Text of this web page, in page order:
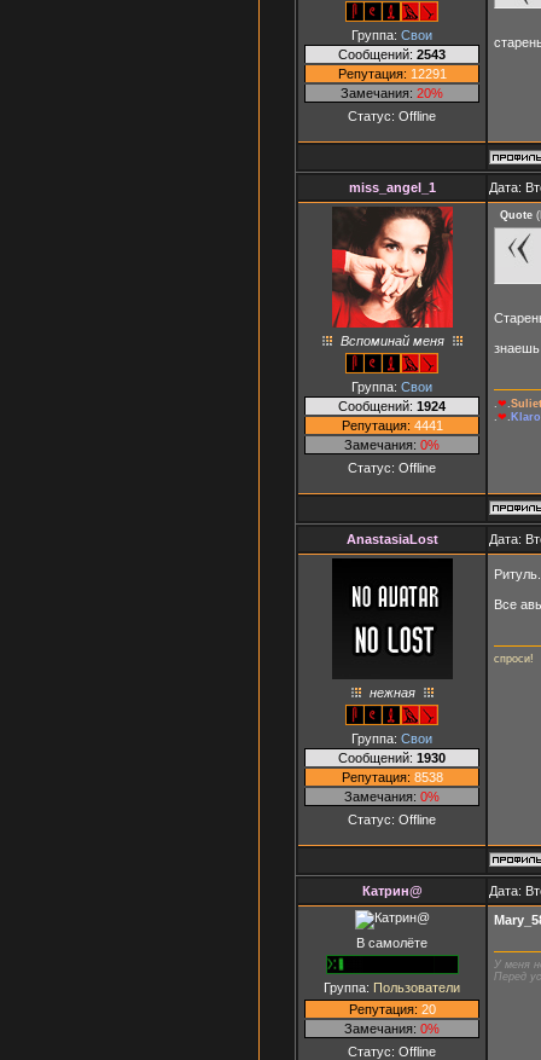
Группа: Свои
Сообщений: 2543
Репутация: 12291
Замечания: 20%
Статус: Offline
miss_angel_1 Дата:
Вспоминай меня
Группа: Свои
Сообщений: 1924
Репутация: 4441
Замечания: 0%
Статус: Offline
Quote (
❤
❤
AnastasiaLost Дата:
нежная
Группа: Свои
Сообщений: 1930
Репутация: 8538
Замечания: 0%
Статус: Offline
Все
cпроси!
Катрин@ Дата:
В самолёте
Группа: Пользователи
Репутация: 20
Замечания: 0%
Статус: Offline
У меня
Перед